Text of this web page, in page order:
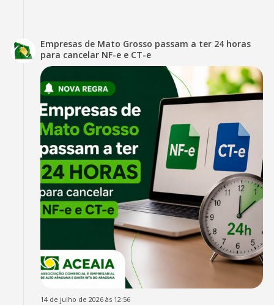
Empresas de Mato Grosso passam a ter 24 horas
para cancelar NF-e e CT-e
14 de julho de 2026 às 12:56